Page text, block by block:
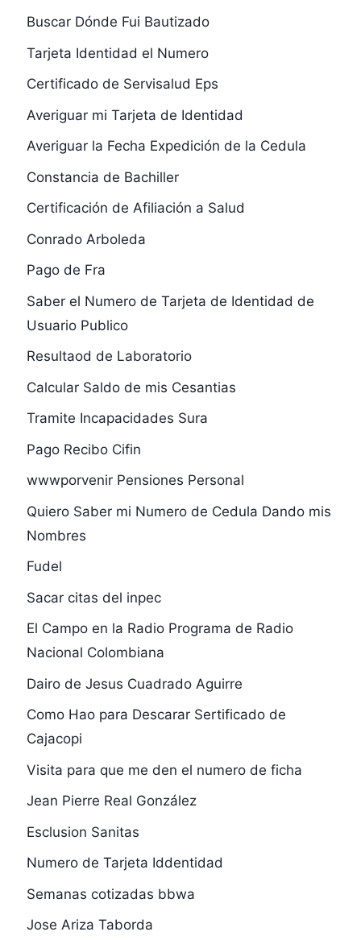
Buscar Dónde Fui Bautizado
Tarjeta Identidad el Numero
Certificado de Servisalud Eps
Averiguar mi Tarjeta de Identidad
Averiguar la Fecha Expedición de la Cedula
Constancia de Bachiller
Certificación de Afiliación a Salud
Conrado Arboleda
Pago de Fra
Saber el Numero de Tarjeta de Identidad de
Usuario Publico
Resultaod de Laboratorio
Calcular Saldo de mis Cesantias
Tramite Incapacidades Sura
Pago Recibo Cifin
wwwporvenir Pensiones Personal
Quiero Saber mi Numero de Cedula Dando mis
Nombres
Fudel
Sacar citas del inpec
El Campo en la Radio Programa de Radio
Nacional Colombiana
Dairo de Jesus Cuadrado Aguirre
Como Hao para Descarar Sertificado de
Cajacopi
Visita para que me den el numero de ficha
Jean Pierre Real González
Esclusion Sanitas
Numero de Tarjeta Iddentidad
Semanas cotizadas bbwa
Jose Ariza Taborda